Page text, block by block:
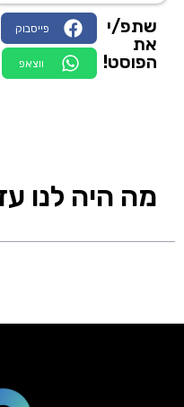
שתפ/י
את
הפוסט!
פייסבוק
ווצאפ
מה היה לנו